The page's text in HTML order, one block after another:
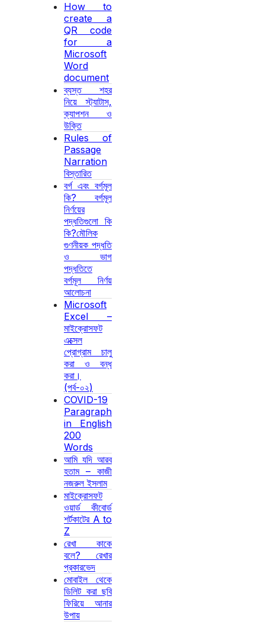
How to
create a
QR code
for a
Microsoft
Word
document
ব্যস্ত শহর
নিয়ে স্ট্যাটাস,
ক্যাপশন ও
উক্তি
Rules of
Passage
Narration
বিস্তারিত
বর্গ এবং বর্গমূল
কি? বর্গমূল
নির্ণয়ের
পদ্ধতিগুলো কি
কি?মৌলিক
গুণনীয়ক পদ্ধতি
ও ভাগ
পদ্ধতিতে
বর্গমূল নির্ণয়
আলোচনা
Microsoft
Excel –
মাইক্রোসফট
এক্সেল
প্রোগ্রাম চালু
করা ও বন্ধ
করা।
(পর্ব-০২)
COVID-19
Paragraph
in English
200
Words
আমি যদি আরব
হতাম – কাজী
নজরুল ইসলাম
মাইক্রোসফট
ওয়ার্ড কীবোর্ড
শর্টকাটের A to
Z
রেখা কাকে
বলে? রেখার
প্রকারভেদ
মোবাইল থেকে
ডিলিট করা ছবি
ফিরিয়ে আনার
উপায়